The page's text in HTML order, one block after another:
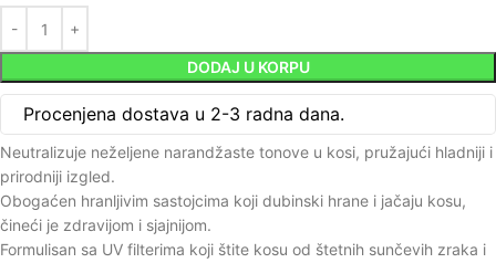
DODAJ U KORPU
Procenjena dostava u 2-3 radna dana.
Neutralizuje neželjene narandžaste tonove u kosi, pružajući hladniji i
prirodniji izgled.
Obogaćen hranljivim sastojcima koji dubinski hrane i jačaju kosu,
čineći je zdravijom i sjajnijom.
Formulisan sa UV filterima koji štite kosu od štetnih sunčevih zraka i